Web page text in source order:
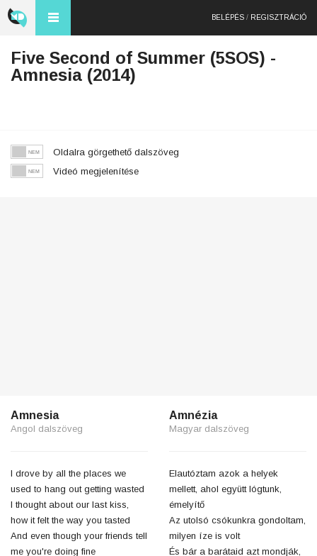
BELÉPÉS / REGISZTRÁCIÓ
Five Second of Summer (5SOS) -
Amnesia (2014)
Oldalra görgethető dalszöveg
Videó megjelenítése
Amnesia
Angol dalszöveg
I drove by all the places we
used to hang out getting wasted
I thought about our last kiss,
how it felt the way you tasted
And even though your friends tell
me you're doing fine
Amnézia
Magyar dalszöveg
Elautóztam azok a helyek
mellett, ahol együtt lógtunk,
émelyítő
Az utolsó csókunkra gondoltam,
milyen íze is volt
És bár a barátaid azt mondják,